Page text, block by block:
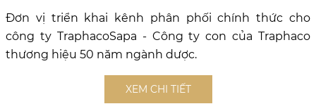
Đơn vị triển khai kênh phân phối chính thức cho
công ty TraphacoSapa - Công ty con của Traphaco
thương hiệu 50 năm ngành dược.
XEM CHI TIẾT